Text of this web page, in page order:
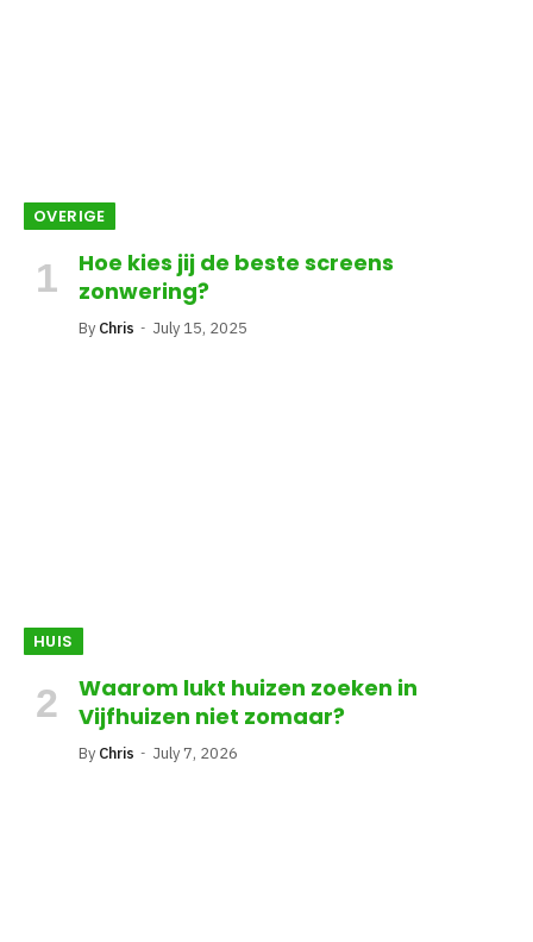
OVERIGE
Hoe kies jij de beste screens
zonwering?
By Chris July 15, 2025
HUIS
Waarom lukt huizen zoeken in
Vijfhuizen niet zomaar?
By Chris July 7, 2026